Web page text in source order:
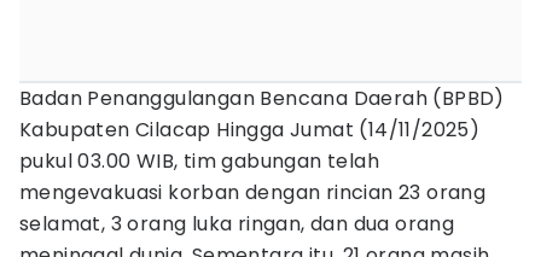
Badan Penanggulangan Bencana Daerah (BPBD)
Kabupaten Cilacap Hingga Jumat (14/11/2025)
pukul 03.00 WIB, tim gabungan telah
mengevakuasi korban dengan rincian 23 orang
selamat, 3 orang luka ringan, dan dua orang